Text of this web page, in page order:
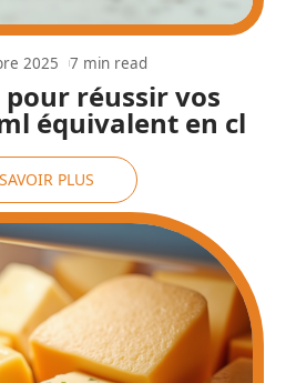
pour réussir vos
équivalent en cl
2025 7 min read
PLUS